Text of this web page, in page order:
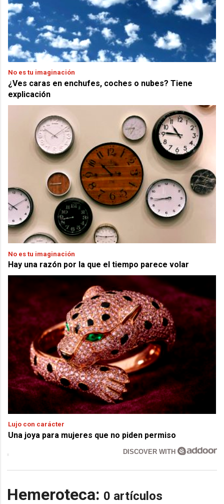
No es tu imaginación
¿Ves caras en enchufes, coches o nubes? Tiene
explicación
No es tu imaginación
Hay una razón por la que el tiempo parece volar
Lujo con carácter
Una joya para mujeres que no piden permiso
DISCOVER WITH
Hemeroteca: 0 artículos